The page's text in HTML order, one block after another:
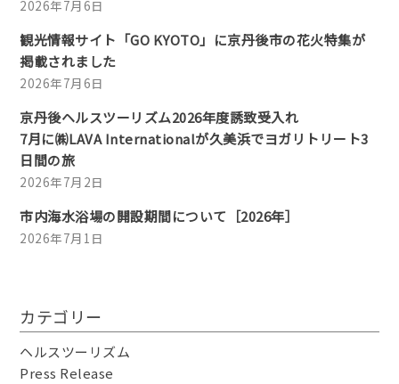
2026年7月6日
観光情報サイト「GO KYOTO」に京丹後市の花火特集が
掲載されました
2026年7月6日
京丹後ヘルスツーリズム2026年度誘致受入れ
7月に㈱LAVA Internationalが久美浜でヨガリトリート3
日間の旅
2026年7月2日
市内海水浴場の開設期間について［2026年］
2026年7月1日
カテゴリー
ヘルスツーリズム
Press Release